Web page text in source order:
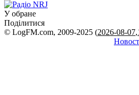
У обране
Поділитися
© LogFM.com, 2009-2025 (2026-08-07,